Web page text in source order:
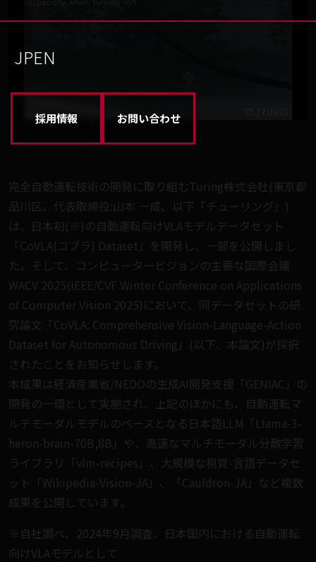
EN
JP
採用情報 お問い合わせ
完全自動運転技術の開発に取り組むTuring株式会社(東京都
品川区、代表取締役:山本 一成、以下「チューリング」)
は、日本初(※)の自動運転向けVLAモデルデータセット
「CoVLA(コブラ) Dataset」を開発し、一部を公開しまし
た。そして、コンピュータービジョンの主要な国際会議
WACV 2025(IEEE/CVF Winter Conference on Applications
of Computer Vision 2025)において、同データセットの研
究論文「CoVLA: Comprehensive Vision-Language-Action
Dataset for Autonomous Driving」(以下、本論文)が採択
されたことをお知らせします。
本成果は経済産業省/NEDOの生成AI開発支援「GENIAC」の
開発の一環として実施され、上記のほかにも、自動運転マ
ルチモーダルモデルのベースとなる日本語LLM「LIama-3-
heron-brain-70B,8B」や、高速なマルチモーダル分散学習
ライブラリ「vlm-recipes」、大規模な視覚-言語データセ
ット「Wikipedia-Vision-JA」、「Cauldron-JA」など複数
成果を公開しています。
※自社調べ、2024年9月調査、日本国内における自動運転
向けVLAモデルとして